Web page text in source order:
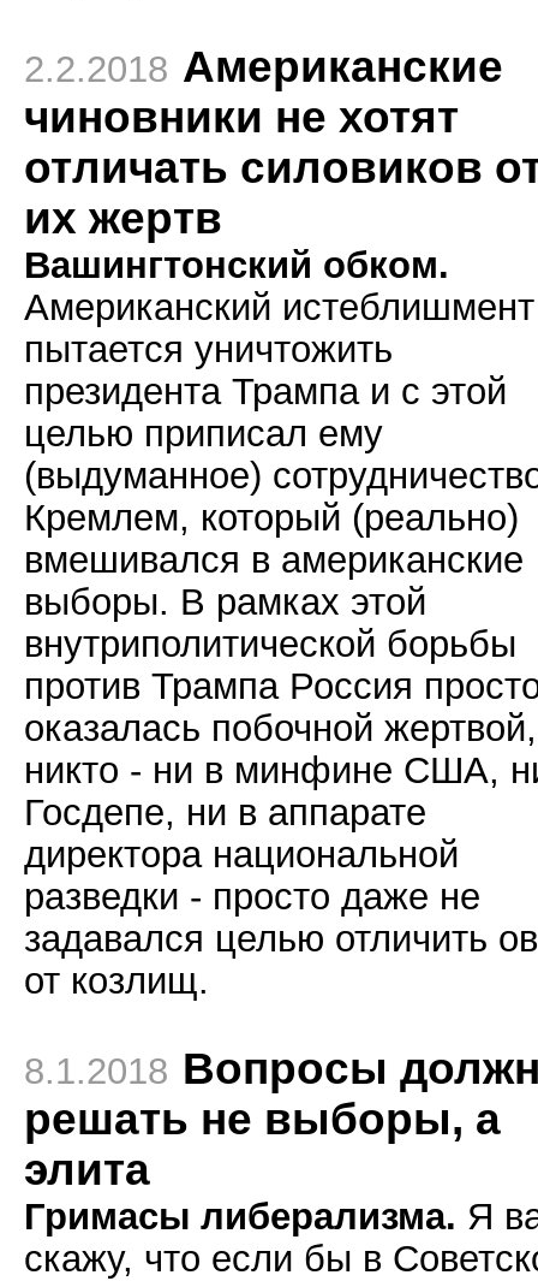
2.2.2018 Американские
чиновники не хотят
отличать силовиков
их жертв
Вашингтонский обком.
Американский истеблишмент
пытается уничтожить
президента Трампа и с этой
целью приписал ему
(выдуманное)
Кремлем, который (реально)
вмешивался в американские
выборы. В рамках этой
внутриполитической борьбы
против Трампа Россия
оказалась побочной
никто - ни в минфине США,
Госдепе, ни в аппарате
директора национальной
разведки - просто даже не
задавался целью отличить
от козлищ.
8.1.2018 Вопросы
решать не выборы, а
элита
Гримасы либерализма. Я
скажу, что если бы в